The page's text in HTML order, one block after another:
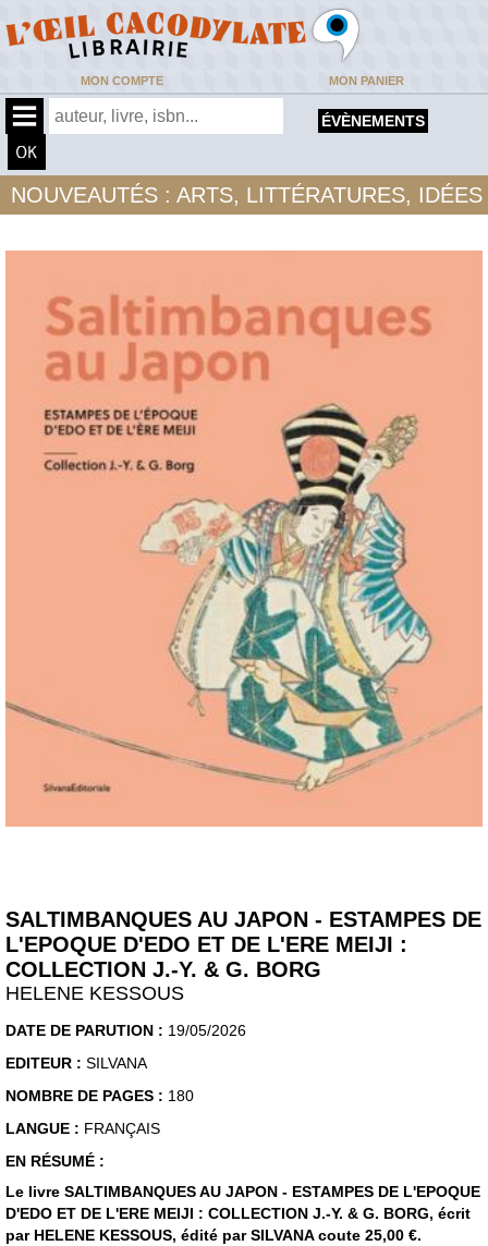
MON COMPTE MON PANIER
ÉVÈNEMENTS
NOUVEAUTÉS : ARTS, LITTÉRATURES, IDÉES
SALTIMBANQUES AU JAPON - ESTAMPES DE
L'EPOQUE D'EDO ET DE L'ERE MEIJI :
COLLECTION J.-Y. & G. BORG
HELENE KESSOUS
DATE DE PARUTION : 19/05/2026
EDITEUR : SILVANA
NOMBRE DE PAGES : 180
LANGUE : FRANÇAIS
EN RÉSUMÉ :
Le livre SALTIMBANQUES AU JAPON - ESTAMPES DE L'EPOQUE
D'EDO ET DE L'ERE MEIJI : COLLECTION J.-Y. & G. BORG, écrit
par HELENE KESSOUS, édité par SILVANA coute 25,00 €.